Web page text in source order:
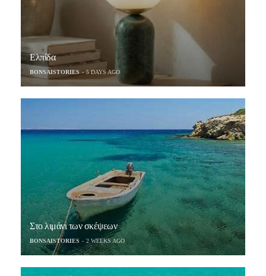
Ελπίδα
BONSAISTORIES 5 DAYS AGO
Στο λιμάνι των σκέψεων
BONSAISTORIES 2 WEEKS AGO